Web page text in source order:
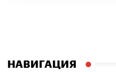
НАВИГАЦИЯ